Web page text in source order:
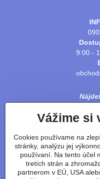
9:00 -
Vážime si
Cookies používame na
stránky, analýzu jej
používaní. Na tento účel
tretích strán a
partnerom v EÚ, USA